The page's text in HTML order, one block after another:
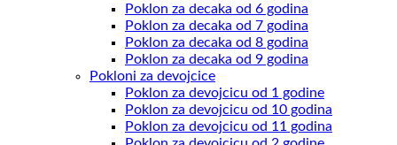
Poklon za decaka od 6 godina
Poklon za decaka od 7 godina
Poklon za decaka od 8 godina
Poklon za decaka od 9 godina
Pokloni za devojcice
Poklon za devojcicu od 1 godine
Poklon za devojcicu od 10 godina
Poklon za devojcicu od 11 godina